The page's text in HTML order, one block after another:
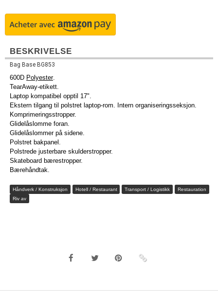
BESKRIVELSE
Bag Base BG853
600D Polyester.
TearAway-etikett.
Laptop kompatibel opptil 17".
Ekstern tilgang til polstret laptop-rom. Intern organiseringsseksjon.
Komprimeringsstropper.
Glidelåslomme foran.
Glidelåslommer på sidene.
Polstret bakpanel.
Polstrede justerbare skulderstropper.
Skateboard bærestropper.
Bærehåndtak.
Håndverk / Konstruksjon Hotell / Restaurant Transport / Logistikk
Restauration
Riv av